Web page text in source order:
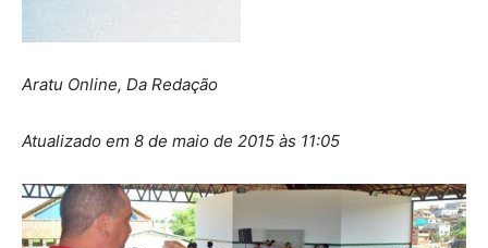
Aratu Online, Da Redação
Atualizado em 8 de maio de 2015 às 11:05